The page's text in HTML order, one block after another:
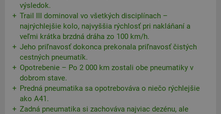
výsledok.
Trail III dominoval vo všetkých disciplínach –
najrýchlejšie kolo, najvyššia rýchlosť pri nakláňaní a
veľmi krátka brzdná dráha zo 100 km/h.
Jeho priľnavosť dokonca prekonala priľnavosť čistých
cestných pneumatík.
Opotrebenie – Po 2 000 km zostali obe pneumatiky v
dobrom stave.
Predná pneumatika sa opotrebováva o niečo rýchlejšie
ako A41.
Zadná pneumatika si zachováva najviac dezénu, ale